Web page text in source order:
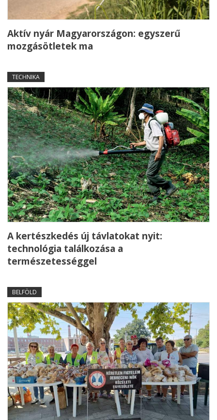
Aktív nyár Magyarországon: egyszerű
mozgásötletek ma
TECHNIKA
A kertészkedés új távlatokat nyit:
technológia találkozása a
természetességgel
BELFÖLD